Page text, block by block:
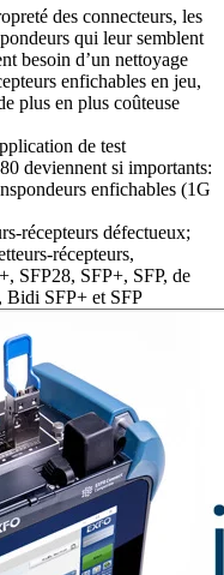
des connecteurs, les
qui leur semblent
besoin d’un nettoyage
enfichables en jeu,
plus en plus coûteuse
de test
deviennent si importants:
enfichables (1G
récepteurs défectueux;
récepteurs,
SFP28, SFP+, SFP, de
SFP+ et SFP